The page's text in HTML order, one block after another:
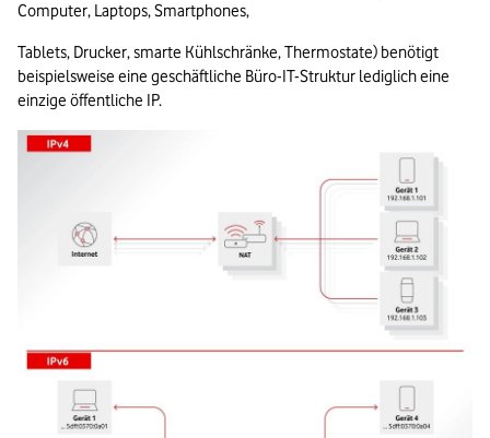
Computer, Laptops, Smartphones,
Tablets, Drucker, smarte Kühlschränke, Thermostate) benötigt
beispielsweise eine geschäftliche Büro-IT-Struktur lediglich eine
einzige öffentliche IP.